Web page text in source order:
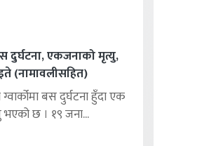
दुर्घटना, एकजनाको मृत्यु,
(नामावलीसहित)
बस दुर्घटना हुँदा एक
छ । १९ जना...